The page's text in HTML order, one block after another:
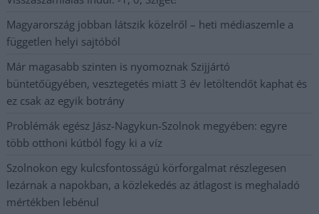
Magyarország jobban látszik közelről – heti médiaszemle a
független helyi sajtóból
Már magasabb szinten is nyomoznak Szijjártó
büntetőügyében, vesztegetés miatt 3 év letöltendőt kaphat és
ez csak az egyik botrány
Problémák egész Jász-Nagykun-Szolnok megyében: egyre
több otthoni kútból fogy ki a víz
Szolnokon egy kulcsfontosságú körforgalmat részlegesen
lezárnak a napokban, a közlekedés az átlagost is meghaladó
mértékben lebénul